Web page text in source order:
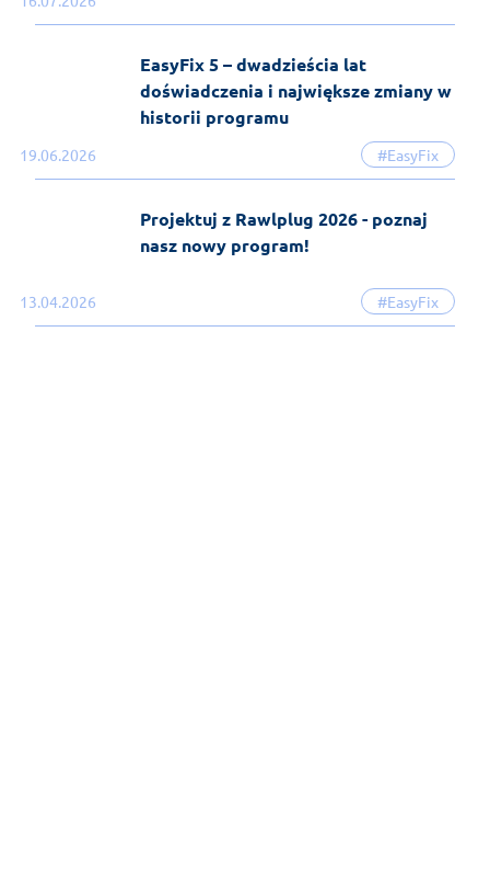
19.06.2026 #EasyFix
EasyFix 5 – dwadzieścia lat
doświadczenia i największe zmiany w
historii programu
13.04.2026 #EasyFix
Projektuj z Rawlplug 2026 - poznaj
nasz nowy program!